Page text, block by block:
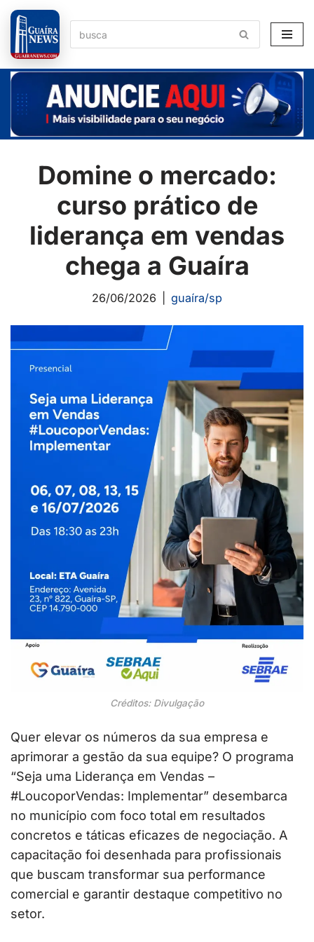
Pular
para
o
conteúdo
Domine o mercado:
curso prático de
liderança em vendas
chega a Guaíra
26/06/2026 guaíra/sp
Créditos: Divulgação
Quer elevar os números da sua empresa e
aprimorar a gestão da sua equipe? O programa
“Seja uma Liderança em Vendas –
#LoucoporVendas: Implementar” desembarca
no município com foco total em resultados
concretos e táticas eficazes de negociação. A
capacitação foi desenhada para profissionais
que buscam transformar sua performance
comercial e garantir destaque competitivo no
setor.